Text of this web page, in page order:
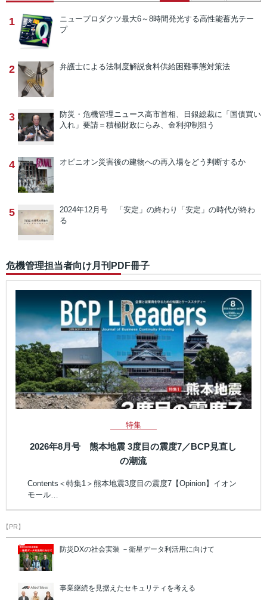
1 ニュープロダクツ最大6～8時間発光する高性能蓄光テー
プ
2 弁護士による法制度解説食料供給困難事態対策法
3 防災・危機管理ニュース高市首相、日銀総裁に「国債買い
入れ」要請＝積極財政にらみ、金利抑制狙う
4 オピニオン災害後の建物への再入場をどう判断するか
5 2024年12月号 「安定」の終わり
「安定」の時代が終わ
る
危機管理担当者向け月刊PDF冊子
特集
2026年8月号 熊本地震 3度目の震度7／BCP見直し
の潮流
Contents＜特集1＞熊本地震3度目の震度7【Opinion】イオン
モール…
【PR】
防災DXの社会実装 －衛星データ利活用に向けて
事業継続を見据えたセキュリティを考える